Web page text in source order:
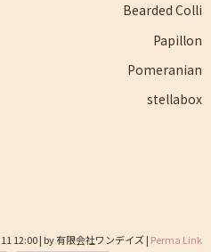
Bearded Colli
Papillon
Pomeranian
stellabox
12:00| by有限会社ワンデイズ| Perma Link